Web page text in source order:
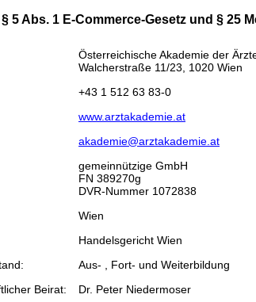
5 Abs. 1 E-Commerce-Gesetz und § 25
Österreichische Akademie der
Walcherstraße 11/23, 1020 Wien
+43 1 512 63 83-0
www.arztakademie.at
akademie@arztakademie.at
gemeinnützige GmbH
FN 389270g
DVR-Nummer 1072838
Wien
Handelsgericht Wien
Aus- , Fort- und Weiterbildung
Beirat:
Dr. Peter Niedermoser